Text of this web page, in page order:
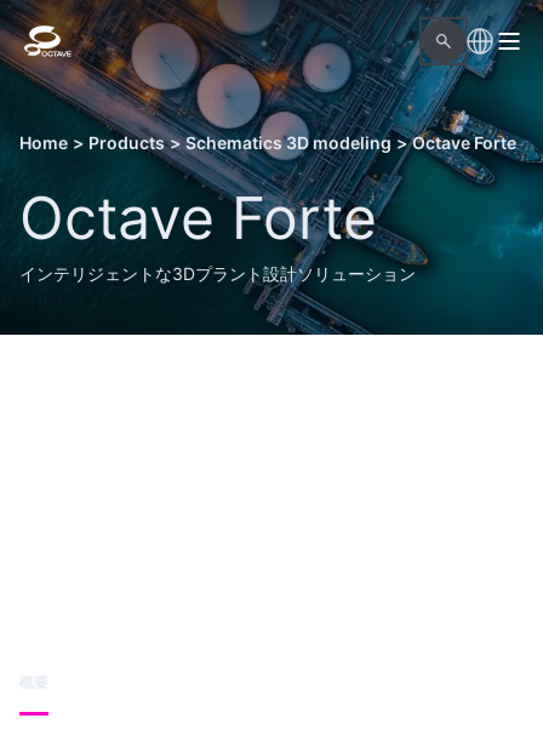
Home > Products > Schematics 3D modeling > Octave Forte
Octave Forte
インテリジェントな3Dプラント設計ソリューション
概要